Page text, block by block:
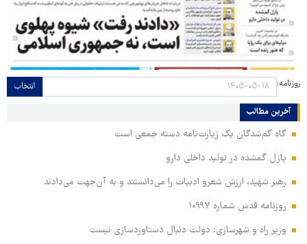
روزنامه: انتخاب
آخرین مطالب
گاه گم‌شدگان یک زیارت‌نامه دسته جمعی است
پازل گمشده در تولید داخلی دارو
رهبر شهید، ارزش شعرو ادبیات را می‌دانستند و به آن‌جهت می‌دادند
روزنامه قدس شماره ۱۰۹۹۷
وزیر راه و شهرسازی: دولت دنبال دستاوردسازی نیست